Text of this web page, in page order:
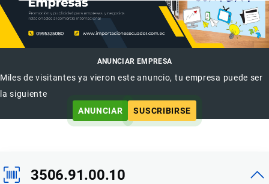
ANUNCIAR EMPRESA
Miles de visitantes ya vieron este anuncio, tu empresa puede ser
la siguiente
ANUNCIAR
SUSCRIBIRSE
3506.91.00.10